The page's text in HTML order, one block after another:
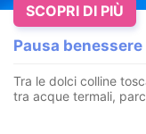
Pausa
Tra le dolci colline
tra acque termali,
SCOPRI DI PIÙ